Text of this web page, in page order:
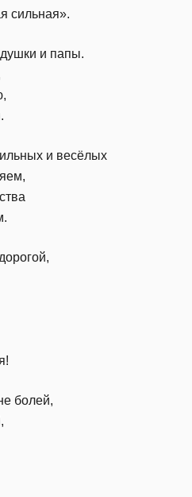
сильная».
и папы.
и весёлых
болей,